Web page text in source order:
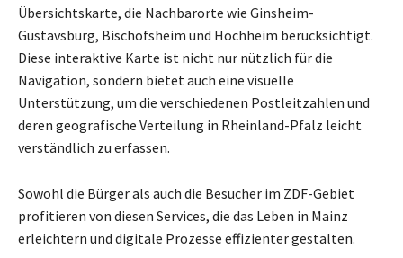
Übersichtskarte, die Nachbarorte wie Ginsheim-
Gustavsburg, Bischofsheim und Hochheim berücksichtigt.
Diese interaktive Karte ist nicht nur nützlich für die
Navigation, sondern bietet auch eine visuelle
Unterstützung, um die verschiedenen Postleitzahlen und
deren geografische Verteilung in Rheinland-Pfalz leicht
verständlich zu erfassen.
Sowohl die Bürger als auch die Besucher im ZDF-Gebiet
profitieren von diesen Services, die das Leben in Mainz
erleichtern und digitale Prozesse effizienter gestalten.